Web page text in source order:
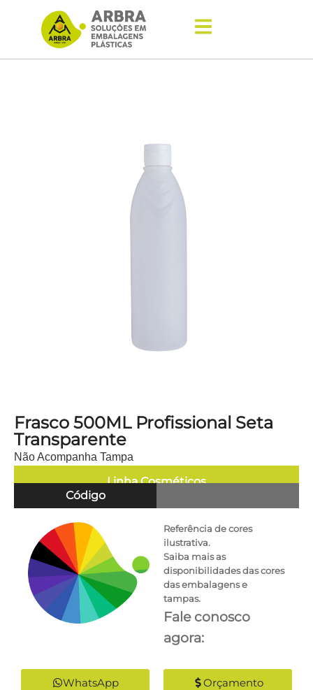
Frasco 500ML Profissional Seta
Transparente
Não Acompanha Tampa
Linha Cosméticos
Código
Referência de cores
ilustrativa.
Saiba mais as
disponibilidades das cores
das embalagens e
tampas.
Fale conosco
agora:
WhatsApp Orçamento